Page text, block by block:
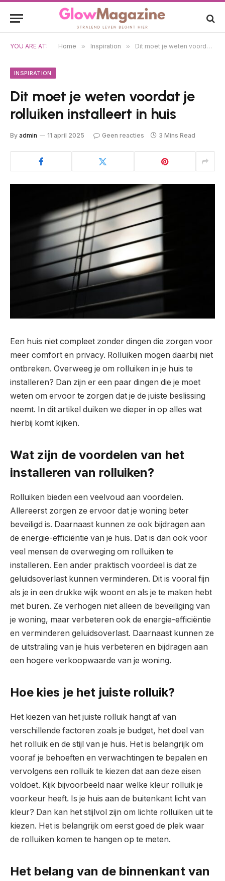
YOU ARE AT: Home » Inspiration » Dit moet je weten voordat je rolluiken installeert in huis
INSPIRATION
Dit moet je weten voordat je
rolluiken installeert in huis
By admin 11 april 2025 Geen reacties 3 Mins Read
Een huis niet compleet zonder dingen die zorgen voor
meer comfort en privacy. Rolluiken mogen daarbij niet
ontbreken. Overweeg je om rolluiken in je huis te
installeren? Dan zijn er een paar dingen die je moet
weten om ervoor te zorgen dat je de juiste beslissing
neemt. In dit artikel duiken we dieper in op alles wat
hierbij komt kijken.
Wat zijn de voordelen van het
installeren van rolluiken?
Rolluiken bieden een veelvoud aan voordelen.
Allereerst zorgen ze ervoor dat je woning beter
beveiligd is. Daarnaast kunnen ze ook bijdragen aan
de energie-efficiëntie van je huis. Dat is dan ook voor
veel mensen de overweging om rolluiken te
installeren. Een ander praktisch voordeel is dat ze
geluidsoverlast kunnen verminderen. Dit is vooral fijn
als je in een drukke wijk woont en als je te maken hebt
met buren. Ze verhogen niet alleen de beveiliging van
je woning, maar verbeteren ook de energie-efficiëntie
en verminderen geluidsoverlast. Daarnaast kunnen ze
de uitstraling van je huis verbeteren en bijdragen aan
een hogere verkoopwaarde van je woning.
Hoe kies je het juiste rolluik?
Het kiezen van het juiste rolluik hangt af van
verschillende factoren zoals je budget, het doel van
het rolluik en de stijl van je huis. Het is belangrijk om
vooraf je behoeften en verwachtingen te bepalen en
vervolgens een rolluik te kiezen dat aan deze eisen
voldoet. Kijk bijvoorbeeld naar welke kleur rolluik je
voorkeur heeft. Is je huis aan de buitenkant licht van
kleur? Dan kan het stijlvol zijn om lichte rolluiken uit te
kiezen. Het is belangrijk om eerst goed de plek waar
de rolluiken komen te hangen op te meten.
Het belang van de binnenkant van